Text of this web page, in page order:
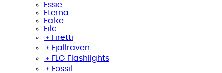
Essie
Eterna
Falke
Fila
﹢ Firetti
﹢ Fjallräven
﹢ FLG Flashlights
﹢ Fossil